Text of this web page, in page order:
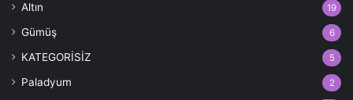
Altın 19
Gümüş 6
KATEGORİSİZ 5
Paladyum 2